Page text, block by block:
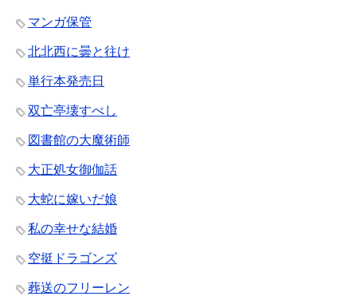
マンガ保管
北北西に曇と往け
単行本発売日
双亡亭壊すべし
図書館の大魔術師
大正処女御伽話
大蛇に嫁いだ娘
私の幸せな結婚
空挺ドラゴンズ
葬送のフリーレン